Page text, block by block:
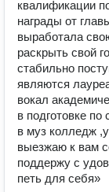
квалификации
награды от
выработала
раскрыть свой
стабильно
являются
вокал
в подготовке
в муз колледж
выезжаю к вам
поддержу с
петь для себя»